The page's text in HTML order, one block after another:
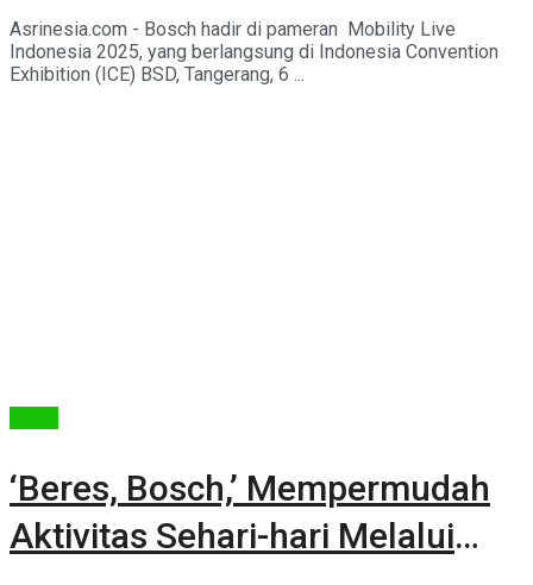
Asrinesia.com - Bosch hadir di pameran Mobility Live
Indonesia 2025, yang berlangsung di Indonesia Convention
Exhibition (ICE) BSD, Tangerang, 6 ...
‘Beres, Bosch,’ Mempermudah
Aktivitas Sehari-hari Melalui